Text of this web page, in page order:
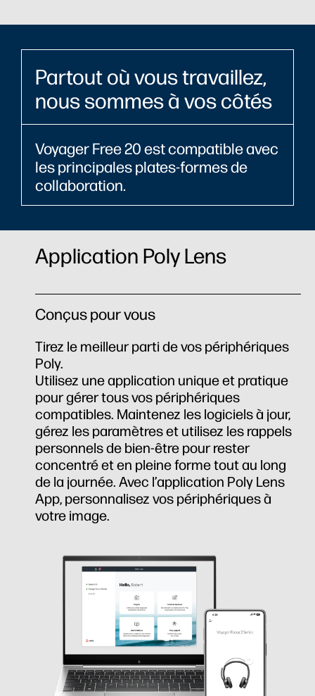
Partout où vous travaillez,
nous sommes à vos côtés
Voyager Free 20 est compatible avec
les principales plates-formes de
collaboration.
Application Poly Lens
Conçus pour vous
Tirez le meilleur parti de vos périphériques
Poly.
Utilisez une application unique et pratique
pour gérer tous vos périphériques
compatibles. Maintenez les logiciels à jour,
gérez les paramètres et utilisez les rappels
personnels de bien-être pour rester
concentré et en pleine forme tout au long
de la journée. Avec l’application Poly Lens
App, personnalisez vos périphériques à
votre image.